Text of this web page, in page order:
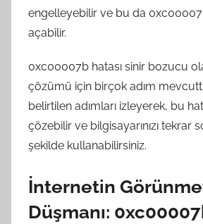
engelleyebilir ve bu da
açabilir.
0xc00007b hatası sinir bozucu
çözümü için birçok adım
belirtilen adımları izleyerek, bu
çözebilir ve bilgisayarınızı tekrar
şekilde kullanabilirsiniz.
İnternetin
Düşmanı: